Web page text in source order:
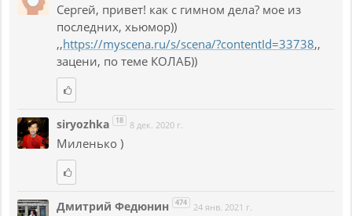
Сергей, привет! как с гимном дела? мое из
последних, хьюмор))
,,https://myscena.ru/s/scena/?contentId=33738,,
зацени, по теме КОЛАБ))
siryozhka 18 8 дек. 2020 г.
Миленько )
Дмитрий Федюнин 474 24 янв. 2021 г.